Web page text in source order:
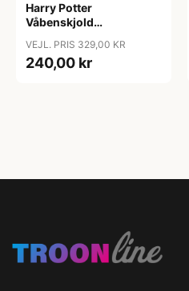
Harry Potter
Våbenskjold
VEJL. PRIS 329,00 KR
240,00 kr